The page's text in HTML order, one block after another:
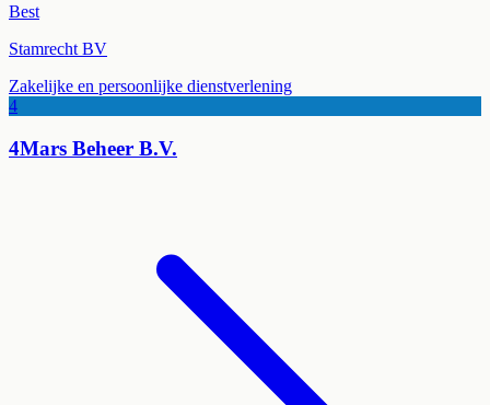
Best
Stamrecht BV
Zakelijke en persoonlijke dienstverlening
4
4Mars Beheer B.V.